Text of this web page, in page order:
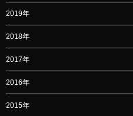
2019年
2018年
2017年
2016年
2015年